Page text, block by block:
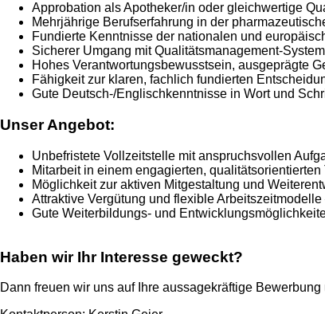
Approbation als Apotheker/in oder gleichwertige
Mehrjährige Berufserfahrung in der
Fundierte Kenntnisse der nationalen und
Sicherer Umgang mit Qualitätsmanagement-
Hohes Verantwortungsbewusstsein, ausgeprägte
Fähigkeit zur klaren, fachlich fundierten
Gute Deutsch-/Englischkenntnisse in Wort und
Unser Angebot:
Unbefristete Vollzeitstelle mit anspruchsvollen
Mitarbeit in einem engagierten,
Möglichkeit zur aktiven Mitgestaltung und
Attraktive Vergütung und flexible
Gute Weiterbildungs- und
Haben wir Ihr Interesse geweckt?
Dann freuen wir uns auf Ihre aussagekräftige